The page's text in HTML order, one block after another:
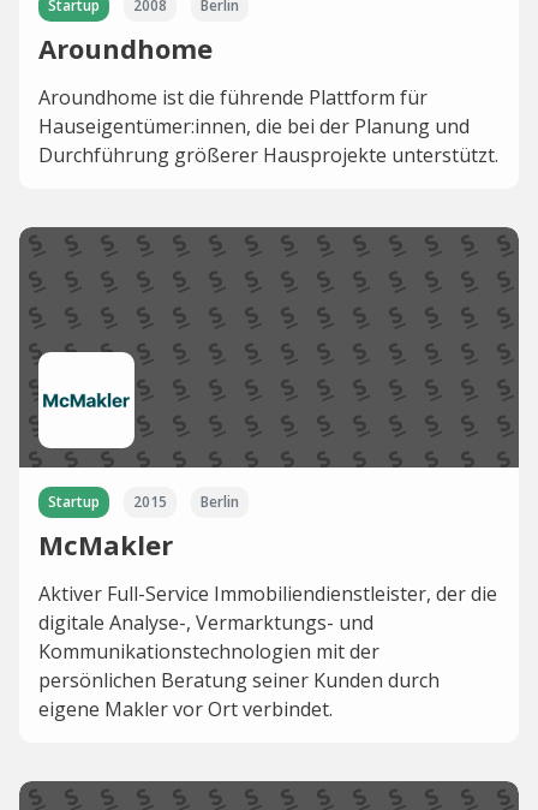
Startup 2008 Berlin
Aroundhome
Aroundhome ist die führende Plattform für
Hauseigentümer:innen, die bei der Planung und
Durchführung größerer Hausprojekte unterstützt.
Startup 2015 Berlin
McMakler
Aktiver Full-Service Immobiliendienstleister, der die
digitale Analyse-, Vermarktungs- und
Kommunikationstechnologien mit der
persönlichen Beratung seiner Kunden durch
eigene Makler vor Ort verbindet.